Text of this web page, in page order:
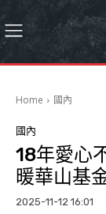
Home 國內
國內
18年愛心
暖華山基
2025-11-12 16:01